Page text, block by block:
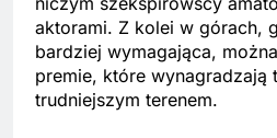
aktorami. Z kolei w górach,
bardziej wymagająca,
premie, które wynagradzają
trudniejszym terenem.